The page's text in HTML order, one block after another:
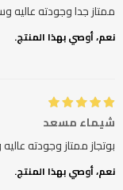
ممتاز جدا وجودته عاليه
نعم، أوصي بهذا المنتج.
شيماء مسعد
بوتجاز ممتاز وجودته
نعم، أوصي بهذا المنتج.